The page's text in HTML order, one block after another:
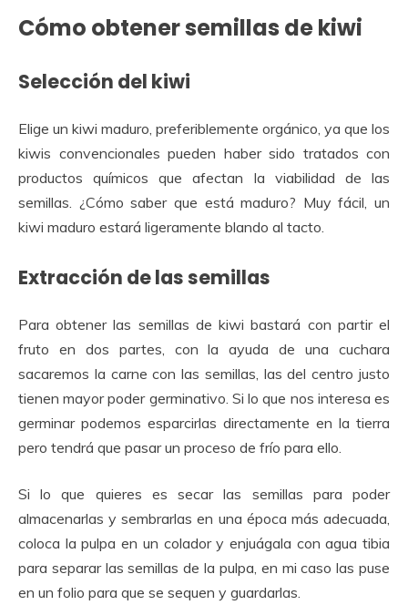
Cómo obtener semillas de kiwi
Selección del kiwi
Elige un kiwi maduro, preferiblemente orgánico, ya que los
kiwis convencionales pueden haber sido tratados con
productos químicos que afectan la viabilidad de las
semillas. ¿Cómo saber que está maduro? Muy fácil, un
kiwi maduro estará ligeramente blando al tacto.
Extracción de las semillas
Para obtener las semillas de kiwi bastará con partir el
fruto en dos partes, con la ayuda de una cuchara
sacaremos la carne con las semillas, las del centro justo
tienen mayor poder germinativo. Si lo que nos interesa es
germinar podemos esparcirlas directamente en la tierra
pero tendrá que pasar un proceso de frío para ello.
Si lo que quieres es secar las semillas para poder
almacenarlas y sembrarlas en una época más adecuada,
coloca la pulpa en un colador y enjuágala con agua tibia
para separar las semillas de la pulpa, en mi caso las puse
en un folio para que se sequen y guardarlas.